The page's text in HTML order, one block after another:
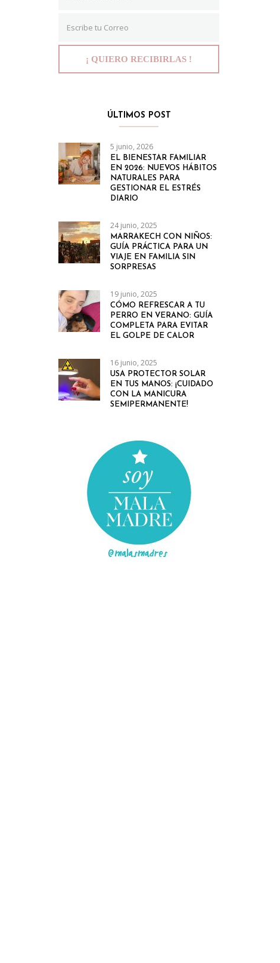
ÚLTIMOS POST
5 junio, 2026
EL BIENESTAR FAMILIAR
EN 2026: NUEVOS HÁBITOS
NATURALES PARA
GESTIONAR EL ESTRÉS
DIARIO
24 junio, 2025
MARRAKECH CON NIÑOS:
GUÍA PRÁCTICA PARA UN
VIAJE EN FAMILIA SIN
SORPRESAS
19 junio, 2025
CÓMO REFRESCAR A TU
PERRO EN VERANO: GUÍA
COMPLETA PARA EVITAR
EL GOLPE DE CALOR
16 junio, 2025
USA PROTECTOR SOLAR
EN TUS MANOS: ¡CUIDADO
CON LA MANICURA
SEMIPERMANENTE!